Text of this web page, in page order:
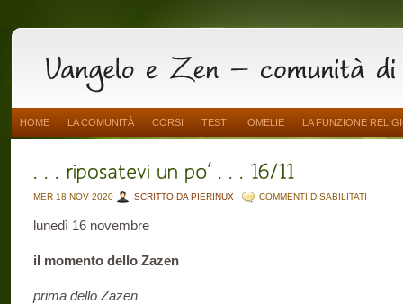
HOME LA COMUNITÀ CORSI TESTI OMELIE LA FUNZIONE
MER 18 NOV 2020 SCRITTO DA PIERINUX COMMENTI DISABILITATI
lunedì 16 novembre
il momento dello Zazen
prima dello Zazen